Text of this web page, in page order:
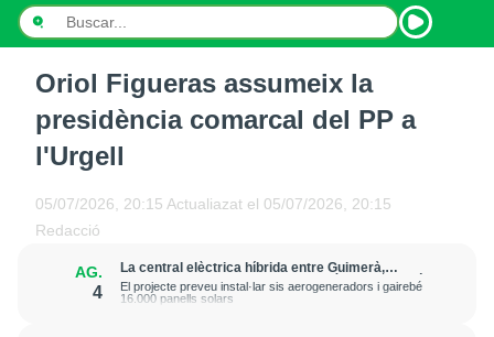
ESPORTS
Oriol Figueras assumeix la
presidència comarcal del PP a
l'Urgell
05/07/2026, 20:15 Actualiazat el 05/07/2026, 20:15
Redacció
AG.
4
La central elèctrica híbrida entre Guimerà,
Ciutadilla i Passanant i Belltall obté la declaració
ambiental favorable
El projecte preveu instal·lar sis aerogeneradors i gairebé
16.000 panells solars